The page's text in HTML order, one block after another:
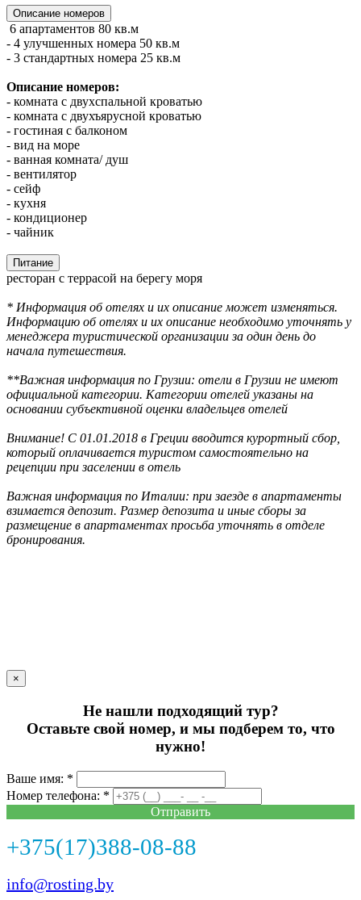
Описание номеров
6 апартаментов 80 кв.м
- 4 улучшенных номера 50 кв.м
- 3 стандартных номера 25 кв.м
Описание номеров:
- комната с двухспальной кроватью
- комната с двухъярусной кроватью
- гостиная с балконом
- вид на море
- ванная комната/ душ
- вентилятор
- сейф
- кухня
- кондиционер
- чайник
Питание
ресторан с террасой на берегу моря
* Информация об отелях и их описание может изменяться.
Информацию об отелях и их описание необходимо уточнять у
менеджера туристической организации за один день до
начала путешествия.
**Важная информация по Грузии: отели в Грузии не имеют
официальной категории. Категории отелей указаны на
основании субъективной оценки владельцев отелей
Внимание! С 01.01.2018 в Греции вводится курортный сбор,
который оплачивается туристом самостоятельно на
рецепции при заселении в отель
Важная информация по Италии: при заезде в апартаменты
взимается депозит. Размер депозита и иные сборы за
размещение в апартаментах просьба уточнять в отделе
бронирования.
×
Не нашли подходящий тур?
Оставьте свой номер, и мы подберем то, что
нужно!
Ваше имя: *
Номер телефона: *
Отправить
+375(17)388-08-88
info@rosting.by